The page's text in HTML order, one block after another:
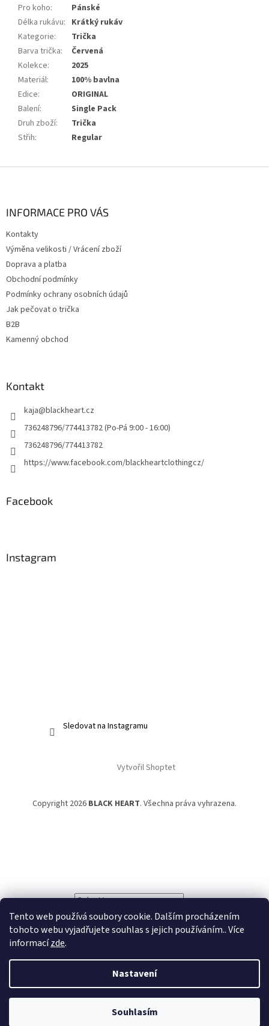
Tento web používá soubory cookie. Dalším procházením
tohoto webu vyjadřujete souhlas s jejich používáním.. Více
informacízde.
Nastavení
Souhlasím
Pro koho:
Pánské
Délka rukávu: Krátký rukáv
Kategorie:
Trička
Barva trička:
Červená
Kolekce:
2025
Materiál:
100% bavlna
Edice:
ORIGINAL
Balení:
Single Pack
Druh zboží:
Trička
Střih: Regular
INFORMACE PRO VÁS
Kontakty
Výměna velikosti / Vrácení zboží
Doprava a platba
Obchodní podmínky
Podmínky ochrany osobních údajů
Jak pečovat o trička
B2B
Kamenný obchod
Kontakt
kaja@blackheart.cz
736248796/774413782 (Po-Pá 9:00 - 16:00)
736248796/774413782
https://www.facebook.com/blackheartclothingcz/
Facebook
Instagram
Sledovat na Instagramu
Vytvořil Shoptet
Copyright 2026 BLACK HEART. Všechna práva vyhrazena.
Powered by Translate